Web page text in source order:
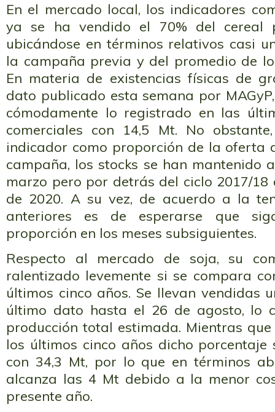
En el mercado local, los indicadores
ya se ha vendido el 70% del cereal
ubicándose en términos relativos casi
la campaña previa y del promedio de
En materia de existencias físicas de
dato publicado esta semana por
cómodamente lo registrado en las
comerciales con 14,5 Mt. No
indicador como proporción de la oferta
campaña, los stocks se han mantenido
marzo pero por detrás del ciclo 2017/
de 2020. A su vez, de acuerdo a la
anteriores es de esperarse que
proporción en los meses subsiguientes.
Respecto al mercado de soja, su
ralentizado levemente si se compara
últimos cinco años. Se llevan vendidas
último dato hasta el 26 de agosto, lo
producción total estimada. Mientras
los últimos cinco años dicho porcentaje
con 34,3 Mt, por lo que en términos
alcanza las 4 Mt debido a la menor
presente año.